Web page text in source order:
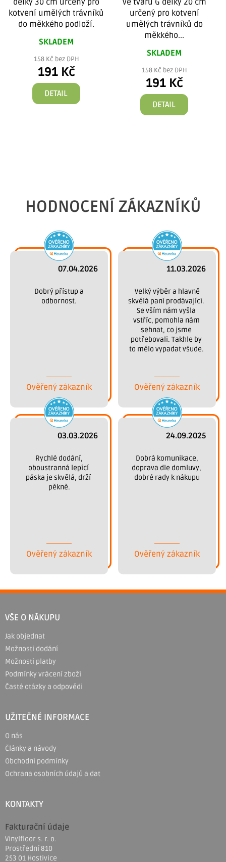
kotvení umělých trávníků
do měkkého podloží.
SKLADEM
158 Kč bez DPH
191 Kč
DETAIL
určený pro kotvení
umělých trávníků do
měkkého...
SKLADEM
158 Kč bez DPH
191 Kč
DETAIL
HODNOCENÍ ZÁKAZNÍKŮ
07.04.2026
odbornost.
Ověřený zákazník
11.03.2026
skvělá paní prodávající.
Se vším nám vyšla
vstříc, pomohla nám
sehnat, co jsme
potřebovali. Takhle by
to mělo vypadat všude.
Ověřený zákazník
03.03.2026
oboustranná lepící
páska je skvělá, drží
pěkně.
Ověřený zákazník
24.09.2025
doprava dle domluvy,
dobré rady k nákupu
Ověřený zákazník
á
a
VŠE O NÁKUPU
Jak objednat
Možnosti dodání
Možnosti platby
Podmínky vrácení zboží
Časté otázky a odpovědi
UŽITEČNÉ INFORMACE
O nás
Články a návody
Obchodní podmínky
Ochrana osobních údajů a dat
KONTAKTY
Fakturační údaje
Vinylfloor s. r. o.
Prostřední 810
253 01 Hostivice